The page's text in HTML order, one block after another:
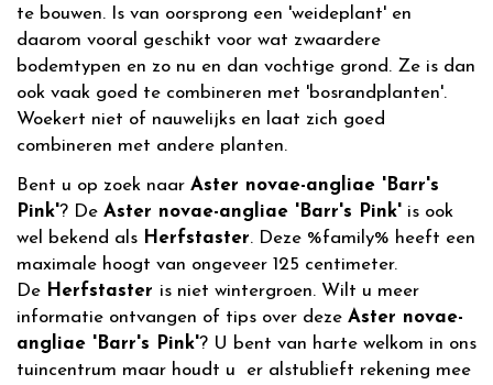
te bouwen. Is van oorsprong een 'weideplant' en
daarom vooral geschikt voor wat zwaardere
bodemtypen en zo nu en dan vochtige grond. Ze is dan
ook vaak goed te combineren met 'bosrandplanten'.
Woekert niet of nauwelijks en laat zich goed
combineren met andere planten.
Bent u op zoek naar Aster novae-angliae 'Barr's
Pink'? De Aster novae-angliae 'Barr's Pink' is ook
wel bekend als Herfstaster. Deze %family% heeft een
maximale hoogt van ongeveer 125 centimeter.
De Herfstaster is niet wintergroen. Wilt u meer
informatie ontvangen of tips over deze Aster novae-
angliae 'Barr's Pink'? U bent van harte welkom in ons
tuincentrum maar houdt u er alstublieft rekening mee